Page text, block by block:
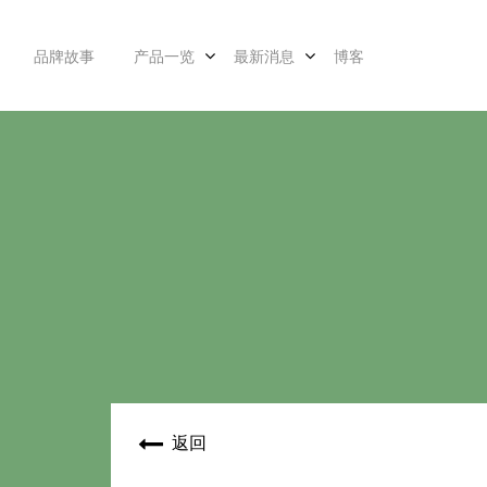
品牌故事 产品一览 最新消息 博客
返回